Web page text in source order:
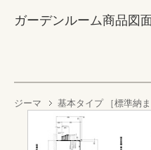
ガーデンルーム商品図
ジーマ 基本タイプ ［標準納ま